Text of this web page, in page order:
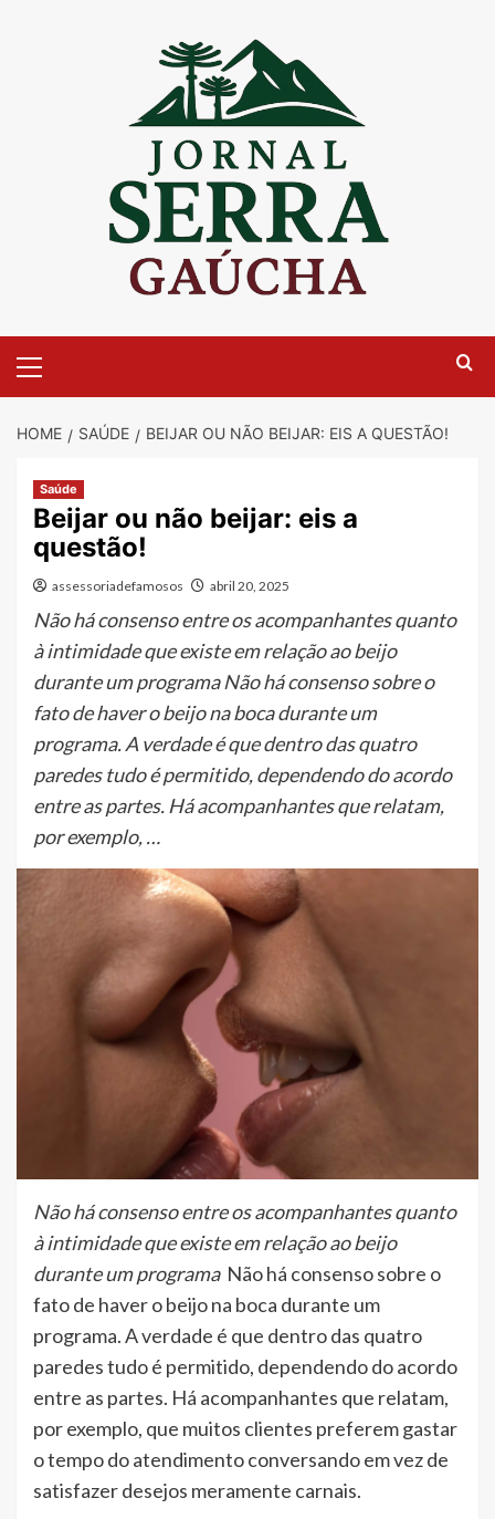
Menu
HOME SAÚDE BEIJAR OU NÃO BEIJAR: EIS A QUESTÃO!
Saúde
Beijar ou não beijar: eis a
questão!
assessoriadefamosos abril 20, 2025
Não há consenso entre os acompanhantes quanto
à intimidade que existe em relação ao beijo
durante um programa Não há consenso sobre o
fato de haver o beijo na boca durante um
programa. A verdade é que dentro das quatro
paredes tudo é permitido, dependendo do acordo
entre as partes. Há acompanhantes que relatam,
por exemplo, …
Não há consenso entre os acompanhantes quanto
à intimidade que existe em relação ao beijo
durante um programa Não há consenso sobre o
fato de haver o beijo na boca durante um
programa. A verdade é que dentro das quatro
paredes tudo é permitido, dependendo do acordo
entre as partes. Há acompanhantes que relatam,
por exemplo, que muitos clientes preferem gastar
o tempo do atendimento conversando em vez de
satisfazer desejos meramente carnais.